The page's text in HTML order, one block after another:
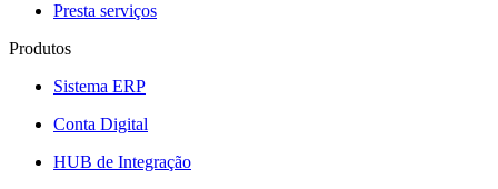
Presta serviços
Produtos
Sistema ERP
Conta Digital
HUB de Integração